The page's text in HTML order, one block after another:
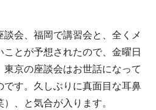
会、福岡で講習会と、全くメ
とが予想されたので、金曜日
京の座談会はお世話になって
す。久しぶりに真面目な耳鼻
、と気合が入ります。